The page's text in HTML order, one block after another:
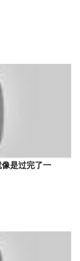
是过完了一